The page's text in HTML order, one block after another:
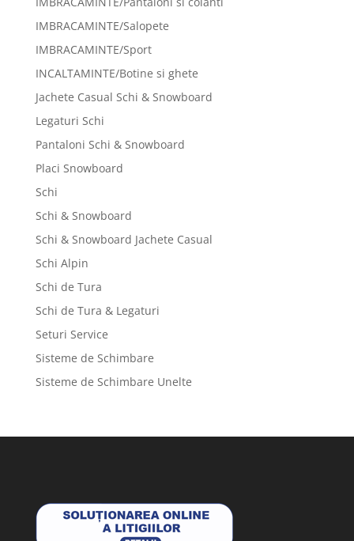
IMBRACAMINTE/Salopete
IMBRACAMINTE/Sport
INCALTAMINTE/Botine si ghete
Jachete Casual Schi & Snowboard
Legaturi Schi
Pantaloni Schi & Snowboard
Placi Snowboard
Schi
Schi & Snowboard
Schi & Snowboard Jachete Casual
Schi Alpin
Schi de Tura
Schi de Tura & Legaturi
Seturi Service
Sisteme de Schimbare
Sisteme de Schimbare Unelte